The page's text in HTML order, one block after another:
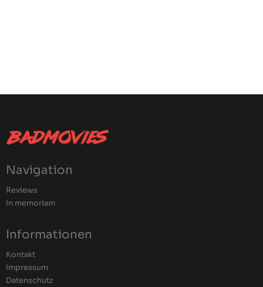
Navigation
Reviews
In memoriam
Informationen
Kontakt
Impressum
Datenschutz